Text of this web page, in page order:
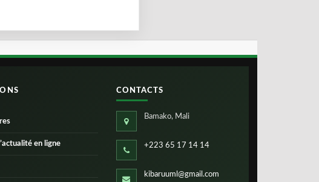
en ligne
CONTACTS
Bamako, Mali
+223 65 17 14 14
kibaruuml@gmail.com